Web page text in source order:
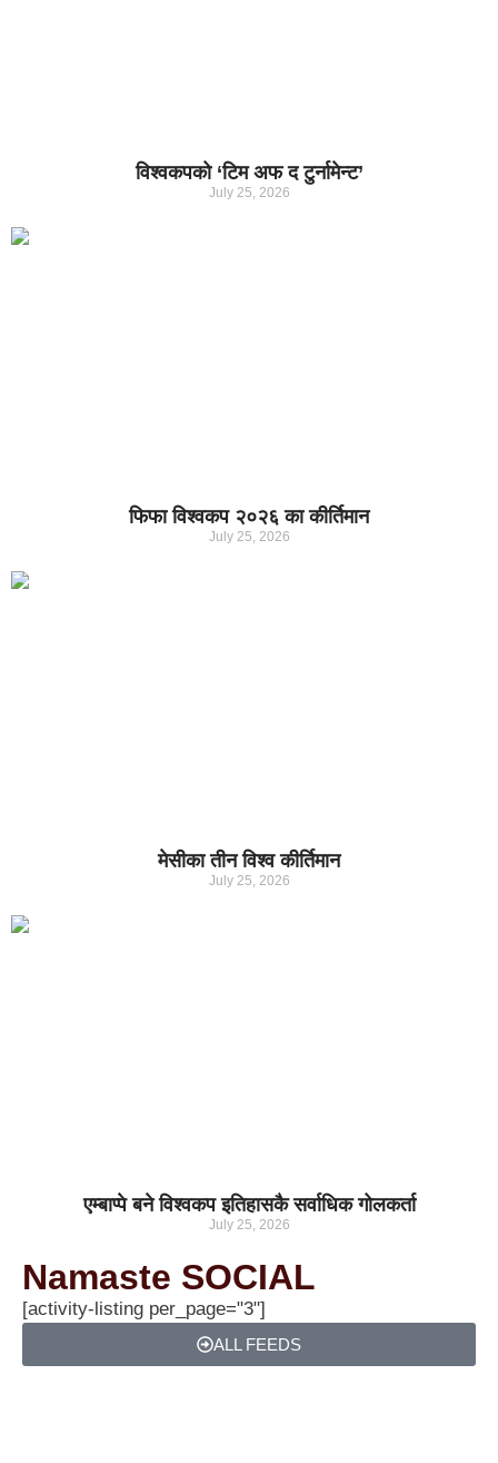
विश्वकपको ‘टिम अफ द टुर्नामेन्ट’
July 25, 2026
फिफा विश्वकप २०२६ का कीर्तिमान
July 25, 2026
मेसीका तीन विश्व कीर्तिमान
July 25, 2026
एम्बाप्पे बने विश्वकप इतिहासकै सर्वाधिक गोलकर्ता
July 25, 2026
Namaste SOCIAL
[activity-listing per_page="3"]
ALL FEEDS